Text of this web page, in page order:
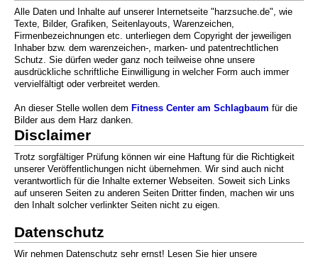
Alle Daten und Inhalte auf unserer Internetseite "harzsuche.de", wie
Texte, Bilder, Grafiken, Seitenlayouts, Warenzeichen,
Firmenbezeichnungen etc. unterliegen dem Copyright der jeweiligen
Inhaber bzw. dem warenzeichen-, marken- und patentrechtlichen
Schutz. Sie dürfen weder ganz noch teilweise ohne unsere
ausdrückliche schriftliche Einwilligung in welcher Form auch immer
vervielfältigt oder verbreitet werden.
An dieser Stelle wollen dem Fitness Center am Schlagbaum für die
Bilder aus dem Harz danken.
Disclaimer
Trotz sorgfältiger Prüfung können wir eine Haftung für die Richtigkeit
unserer Veröffentlichungen nicht übernehmen. Wir sind auch nicht
verantwortlich für die Inhalte externer Webseiten. Soweit sich Links
auf unseren Seiten zu anderen Seiten Dritter finden, machen wir uns
den Inhalt solcher verlinkter Seiten nicht zu eigen.
Datenschutz
Wir nehmen Datenschutz sehr ernst! Lesen Sie hier unsere